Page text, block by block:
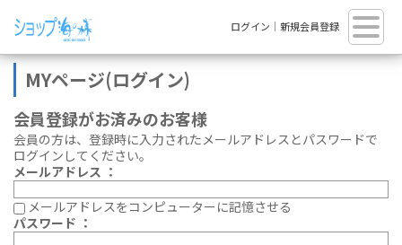
ログイン ｜ 新規会員登録
MYページ(ログイン)
会員登録がお済みのお客様
会員の方は、登録時に入力されたメールアドレスとパスワードで
ログインしてください。
メールアドレス ：
メールアドレスをコンピューターに記憶させる
パスワード ：